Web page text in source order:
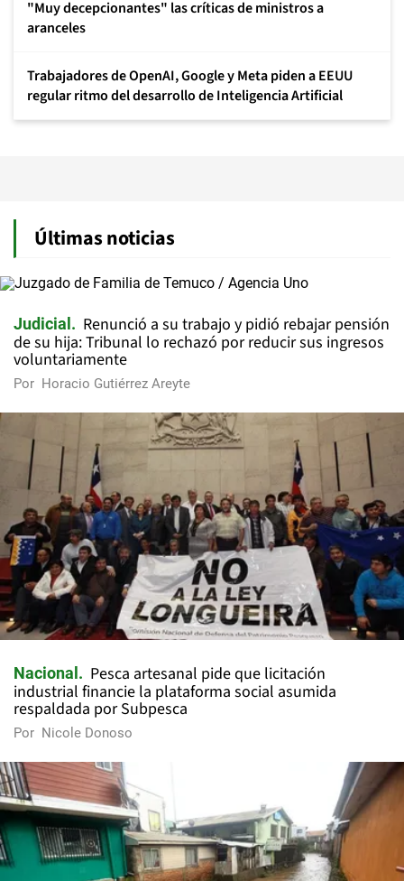
"Muy decepcionantes" las críticas de ministros a
aranceles
Trabajadores de OpenAI, Google y Meta piden a EEUU
regular ritmo del desarrollo de Inteligencia Artificial
Últimas noticias
Judicial
Renunció a su trabajo y pidió rebajar pensión
de su hija: Tribunal lo rechazó por reducir sus ingresos
voluntariamente
Por Horacio Gutiérrez Areyte
Nacional
Pesca artesanal pide que licitación
industrial financie la plataforma social asumida
respaldada por Subpesca
Por Nicole Donoso